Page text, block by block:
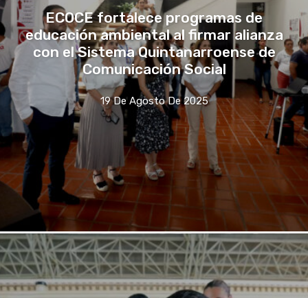
ECOCE fortalece programas de
educación ambiental al firmar alianza
con el Sistema Quintanarroense de
Comunicación Social
19 De Agosto De 2025